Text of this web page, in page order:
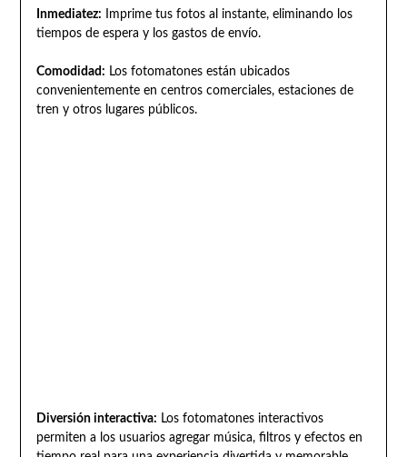
Inmediatez: Imprime tus fotos al instante, eliminando los
tiempos de espera y los gastos de envío.
Comodidad: Los fotomatones están ubicados
convenientemente en centros comerciales, estaciones de
tren y otros lugares públicos.
Diversión interactiva: Los fotomatones interactivos
permiten a los usuarios agregar música, filtros y efectos en